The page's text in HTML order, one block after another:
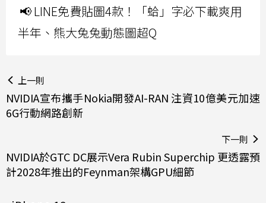
📢 LINE免費貼圖4款！「蛤」字必下載爽用
半年、熊大兔兔動態圖超Q
上一則
NVIDIA宣布攜手Nokia開發AI-RAN 注資10億美元加速
6G行動網路創新
下一則
NVIDIA於GTC DC展示Vera Rubin Superchip 更透露預
計2028年推出的Feynman架構GPU細節